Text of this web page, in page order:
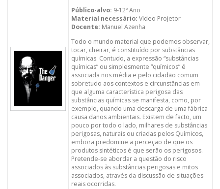
Público-alvo: 9-12º Ano
Material necessário: Vídeo Projetor
Docente: Manuel Azenha
Todo o mundo material que podemos observar,
tocar, cheirar, é constituído por substâncias
químicas. Contudo, a expressão “substâncias
químicas” ou simplesmente “químicos” é
associada nos média e pelo cidadão comum
sobretudo aos contextos e circunstâncias em
que alguma característica perigosa das
substâncias químicas se manifesta, como, por
exemplo, quando uma descarga de uma fábrica
causa danos ambientais. Existem de facto, um
pouco por todo o lado, milhares de substâncias
perigosas, naturais ou criadas pelos Químicos,
embora predomine a perceção de que os
produtos sintéticos é que serão os perigosos.
Pretende-se abordar a questão do risco
associados às substâncias perigosas e mitos
associados, através da discussão de situações
reais ocorridas.